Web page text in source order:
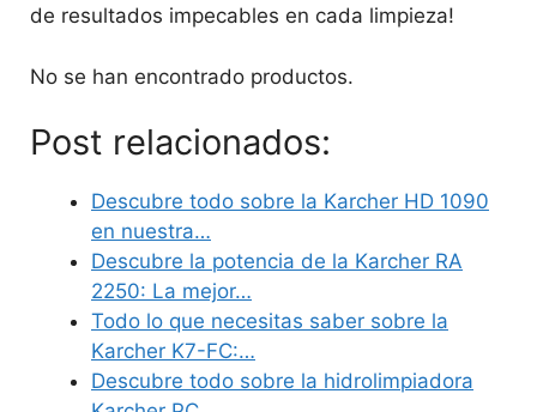
de resultados impecables en cada limpieza!
No se han encontrado productos.
Post relacionados:
Descubre todo sobre la Karcher HD 1090
en nuestra…
Descubre la potencia de la Karcher RA
2250: La mejor…
Todo lo que necesitas saber sobre la
Karcher K7-FC:…
Descubre todo sobre la hidrolimpiadora